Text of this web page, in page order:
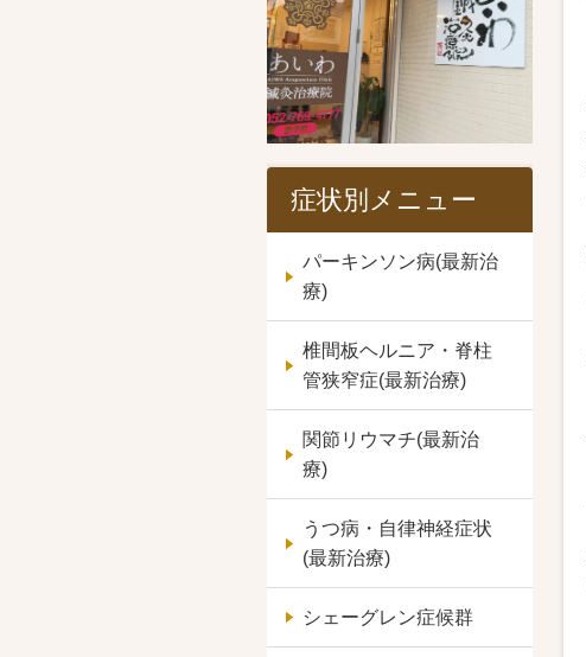
症状別メニュー
パーキンソン病(最新治
療)
椎間板ヘルニア・脊柱
管狭窄症(最新治療)
関節リウマチ(最新治
療)
うつ病・自律神経症状
(最新治療)
シェーグレン症候群